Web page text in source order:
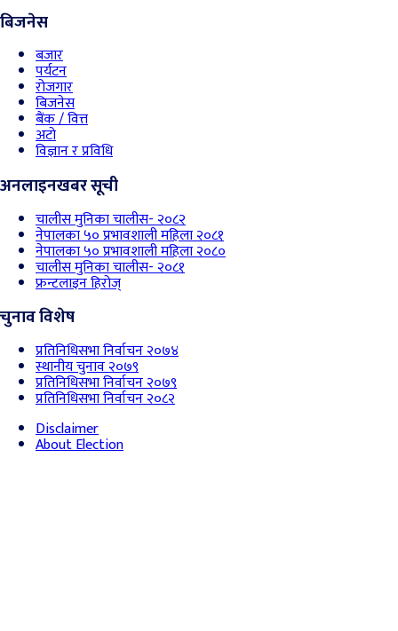
बिजनेस
बजार
पर्यटन
रोजगार
बिजनेस
बैंक / वित्त
अटो
विज्ञान र प्रविधि
अनलाइनखबर सूची
चालीस मुनिका चालीस- २०८२
नेपालका ५० प्रभावशाली महिला २०८१
नेपालका ५० प्रभावशाली महिला २०८०
चालीस मुनिका चालीस- २०८१
फ्रन्टलाइन हिरोज्
चुनाव विशेष
प्रतिनिधिसभा निर्वाचन २०७४
स्थानीय चुनाव २०७९
प्रतिनिधिसभा निर्वाचन २०७९
प्रतिनिधिसभा निर्वाचन २०८२
Disclaimer
About Election